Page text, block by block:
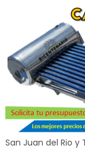
San Juan del Rio y